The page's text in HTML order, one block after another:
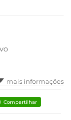
mais informações
Compartilhar